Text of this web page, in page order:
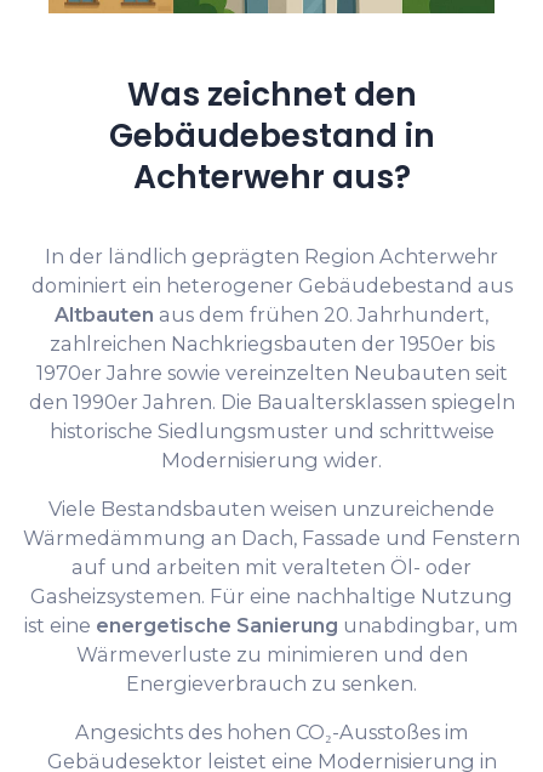
Was zeichnet den
Gebäudebestand in
Achterwehr aus?
In der ländlich geprägten Region Achterwehr
dominiert ein heterogener Gebäudebestand aus
Altbauten aus dem frühen 20. Jahrhundert,
zahlreichen Nachkriegsbauten der 1950er bis
1970er Jahre sowie vereinzelten Neubauten seit
den 1990er Jahren. Die Baualtersklassen spiegeln
historische Siedlungsmuster und schrittweise
Modernisierung wider.
Viele Bestandsbauten weisen unzureichende
Wärmedämmung an Dach, Fassade und Fenstern
auf und arbeiten mit veralteten Öl- oder
Gasheizsystemen. Für eine nachhaltige Nutzung
ist eine energetische Sanierung unabdingbar, um
Wärmeverluste zu minimieren und den
Energieverbrauch zu senken.
Angesichts des hohen CO₂-Ausstoßes im
Gebäudesektor leistet eine Modernisierung in